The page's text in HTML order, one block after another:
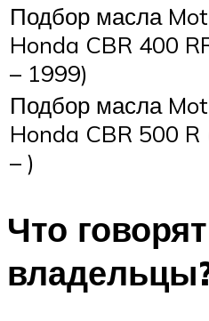
Подбор масла
Honda CBR 400
– 1999)
Подбор масла
Honda CBR 500 R
– )
Что говорят